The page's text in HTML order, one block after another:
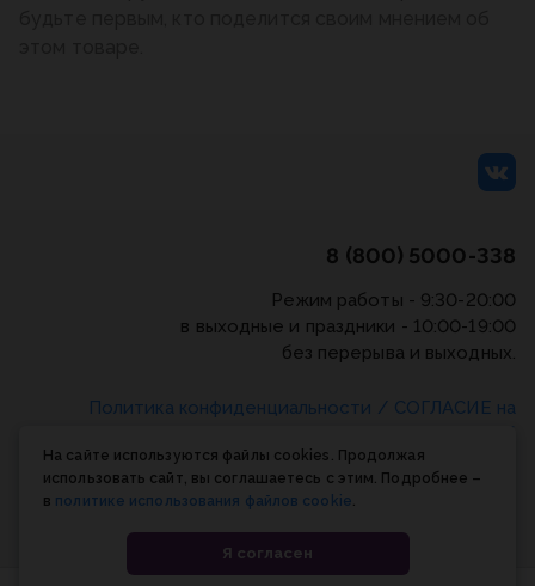
8 (800) 5000-338
Режим работы - 9:30-20:00
в выходные и праздники - 10:00-19:00
без перерыва и выходных.
Политика конфиденциальности / СОГЛАСИЕ на
использовании cookie-файлов
На сайте используются файлы cookies. Продолжая
использовать сайт, вы соглашаетесь с этим. Подробнее –
в политике использования файлов cookie.
Я согласен